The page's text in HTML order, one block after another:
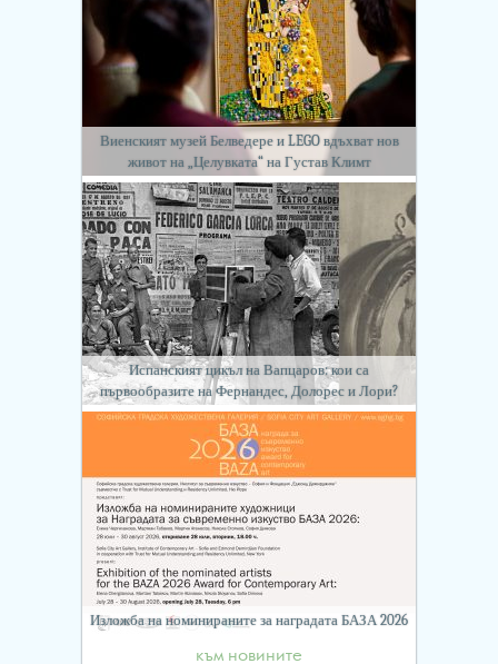
Виенският музей Белведере и LEGO вдъхват нов
живот на „Целувката“ на Густав Климт
Испанският цикъл на Вапцаров: кои са
първообразите на Фернандес, Долорес и Лори?
Изложба на номинираните за наградата БАЗА 2026
към новините